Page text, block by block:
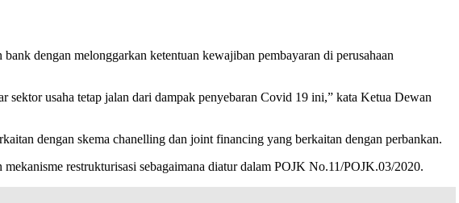
dengan melonggarkan ketentuan kewajiban pembayaran di perusahaan
usaha tetap jalan dari dampak penyebaran Covid 19 ini,” kata Ketua Dewan
dengan skema chanelling dan joint financing yang berkaitan dengan perbankan.
restrukturisasi sebagaimana diatur dalam POJK No.11/POJK.03/2020.